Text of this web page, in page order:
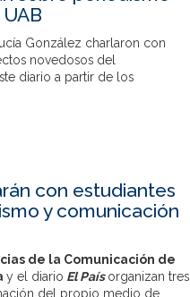
González charlaron con
novedosos del
diario a partir de los
con estudiantes
y comunicación
de la Comunicación de
y el diario El Paísorganizan tres
del propio medio de